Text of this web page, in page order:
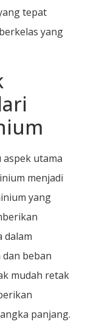
tepat
yang
aspek utama
menjadi
yang
dalam
beban
mudah retak
panjang.